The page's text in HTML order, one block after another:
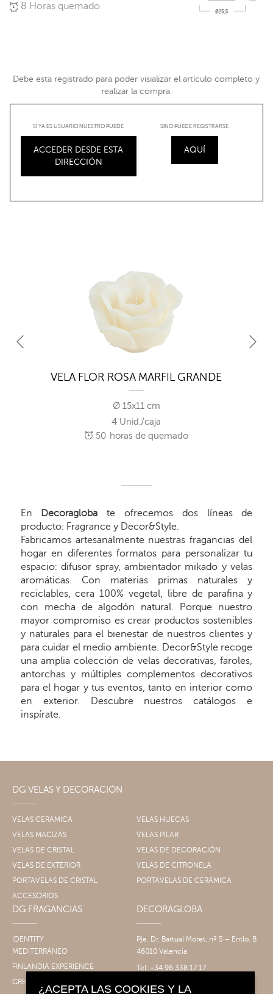
8 Horas quemado
Debe esta registrado para poder visializar el artículo completo y
realizar la compra.
SI YA ES USUARIO NUESTRO PUEDE
ACCEDER DESDE ESTA
DIRECCIÓN
SINO PUEDE REGISTRARSE
AQUÍ
VELA FLOR ROSA MARFIL GRANDE
Ø 15x11 cm
4 Unid./caja
50 horas de quemado
En Decoragloba te ofrecemos dos líneas de
producto: Fragrance y Decor&Style.
Fabricamos artesanalmente nuestras fragancias del
hogar en diferentes formatos para personalizar tu
espacio: difusor spray, ambientador mikado y velas
aromáticas. Con materias primas naturales y
reciclables, cera 100% vegetal, libre de parafina y
con mecha de algodón natural. Porque nuestro
mayor compromiso es crear productos sostenibles
y naturales para el bienestar de nuestros clientes y
para cuidar el medio ambiente. Decor&Style recoge
una amplia colección de velas decorativas, faroles,
antorchas y múltiples complementos decorativos
para el hogar y tus eventos, tanto en interior como
en exterior. Descubre nuestros catálogos e
inspírate.
DG VELAS Y DECORACIÓN
VELAS CERÁMICA
VELAS HUECAS
VELAS MACIZAS
VELAS PILAR
VELAS DE CRISTAL
VELAS DE DECORACIÓN
VELAS DE EXTERIOR
VELAS DE CITRONELA
PORTAVELAS DE CRISTAL
PORTAVELAS DE CERÁMICA
ACCESORIOS
DG FRAGANCIAS
IDENTITY
MEDITERRÁNEO
FINLANDIA EXPERIENCE
GRECIA EXPERIENCE
DECORAGLOBA
Pje. Dr. Bartual Moret, nº 5 – Entlo. B
46010 Valencia
Tel: +34 96 338 17 17
¿ACEPTA LAS COOKIES Y LA